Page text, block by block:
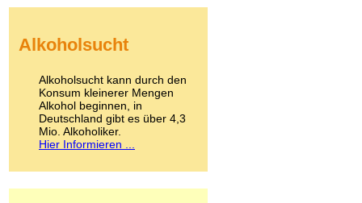
Kokain
LSD
Marihuana
Medikamente
Meskalin
Metamphetamin
Methadon
Alkoholsucht
Alkoholsucht kann durch den
Konsum kleinerer Mengen
Alkohol beginnen, in
Deutschland gibt es über 4,3
Mio. Alkoholiker.
Hier Informieren ...